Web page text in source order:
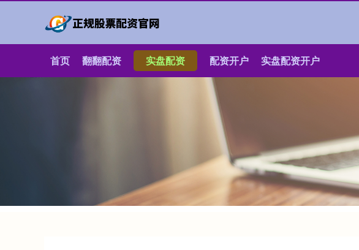
首页 翻翻配资 实盘配资 配资开户 实盘配资开户